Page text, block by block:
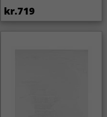
kr.719